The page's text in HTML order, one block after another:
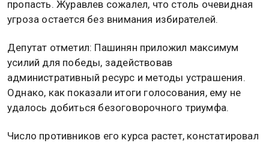
пропасть. Журавлев сожалел, что столь очевидная
угроза остается без внимания избирателей.
Депутат отметил: Пашинян приложил максимум
усилий для победы, задействовав
административный ресурс и методы устрашения.
Однако, как показали итоги голосования, ему не
удалось добиться безоговорочного триумфа.
Число противников его курса растет, констатировал